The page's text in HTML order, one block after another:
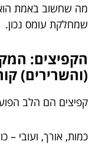
מה שחשוב באמת הוא
שמחלקת עומס נכון.
הקפיצים:
(והשרירים)
קפיצים הם הלב
כמות, אורך, ועובי